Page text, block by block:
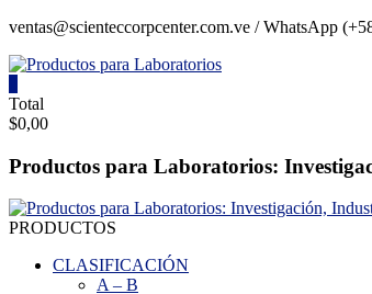
Saltar
ventas@scienteccorpcenter.com.ve / WhatsApp
Productos
para
Laboratorios
Investigación,
Industriales
y
Educacionales.
Total
$0,00
Productos para Laboratorios:
PRODUCTOS
CLASIFICACIÓN
A– B